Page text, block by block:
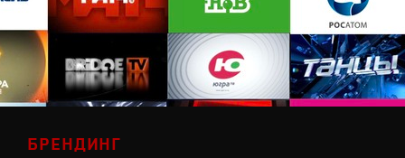
БРЕНДИНГ